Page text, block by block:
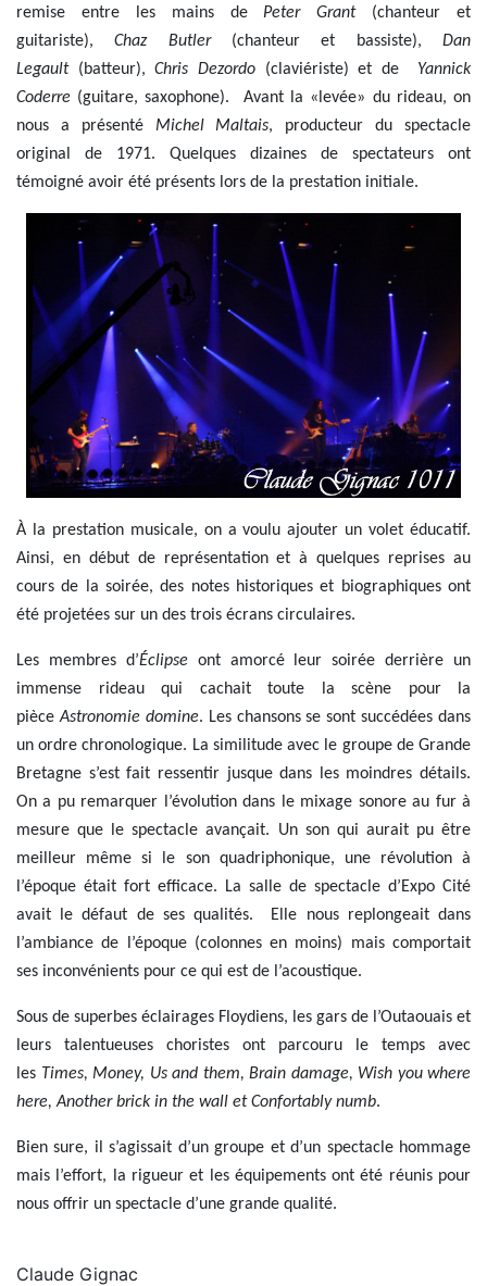
remise entre les mains dePeter Grant(chanteur et
guitariste),Chaz Butler(chanteur et bassiste),Dan
Legault(batteur),Chris Dezordo(claviériste) et de Yannick
Coderre (guitare, saxophone). Avant la «levée» du rideau, on
nous a présenté Michel Maltais, producteur du spectacle
original de 1971. Quelques dizaines de spectateurs ont
témoigné avoir été présents lors de la prestation initiale.
À la prestation musicale, on a voulu ajouter un volet éducatif.
Ainsi, en début de représentation et à quelques reprises au
cours de la soirée, des notes historiques et biographiques ont
été projetées sur un des trois écrans circulaires.
Les membres d’Éclipseont amorcé leur soirée derrière un
immense rideau qui cachait toute la scène pour la
pièceAstronomie domine. Les chansons se sont succédées dans
un ordre chronologique. La similitude avec le groupe de Grande
Bretagne s’est fait ressentir jusque dans les moindres détails.
On a pu remarquer l’évolution dans le mixage sonore au fur à
mesure que le spectacle avançait. Un son qui aurait pu être
meilleur même si le son quadriphonique, une révolution à
l’époque était fort efficace. La salle de spectacle d’Expo Cité
avait le défaut de ses qualités. Elle nous replongeait dans
l’ambiance de l’époque (colonnes en moins) mais comportait
ses inconvénients pour ce qui est de l’acoustique.
Sous de superbes éclairages Floydiens, les gars de l’Outaouais et
leurs talentueuses choristes ont parcouru le temps avec
les Times, Money, Us and them, Brain damage, Wish you where
here, Another brick in the wall et Confortably numb.
Bien sure, il s’agissait d’un groupe et d’un spectacle hommage
mais l’effort, la rigueur et les équipements ont été réunis pour
nous offrir un spectacle d’une grande qualité.
Claude Gignac